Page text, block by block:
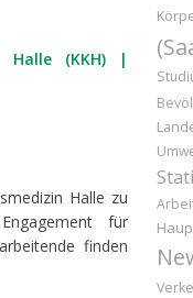
Halle (KKH) |
Halle zu
für
finden